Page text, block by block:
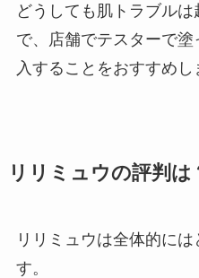
どうしても肌トラブル
で、店舗でテスターで
入することをおすすめし
リリミュウの評判は
リリミュウは全体的に
す。